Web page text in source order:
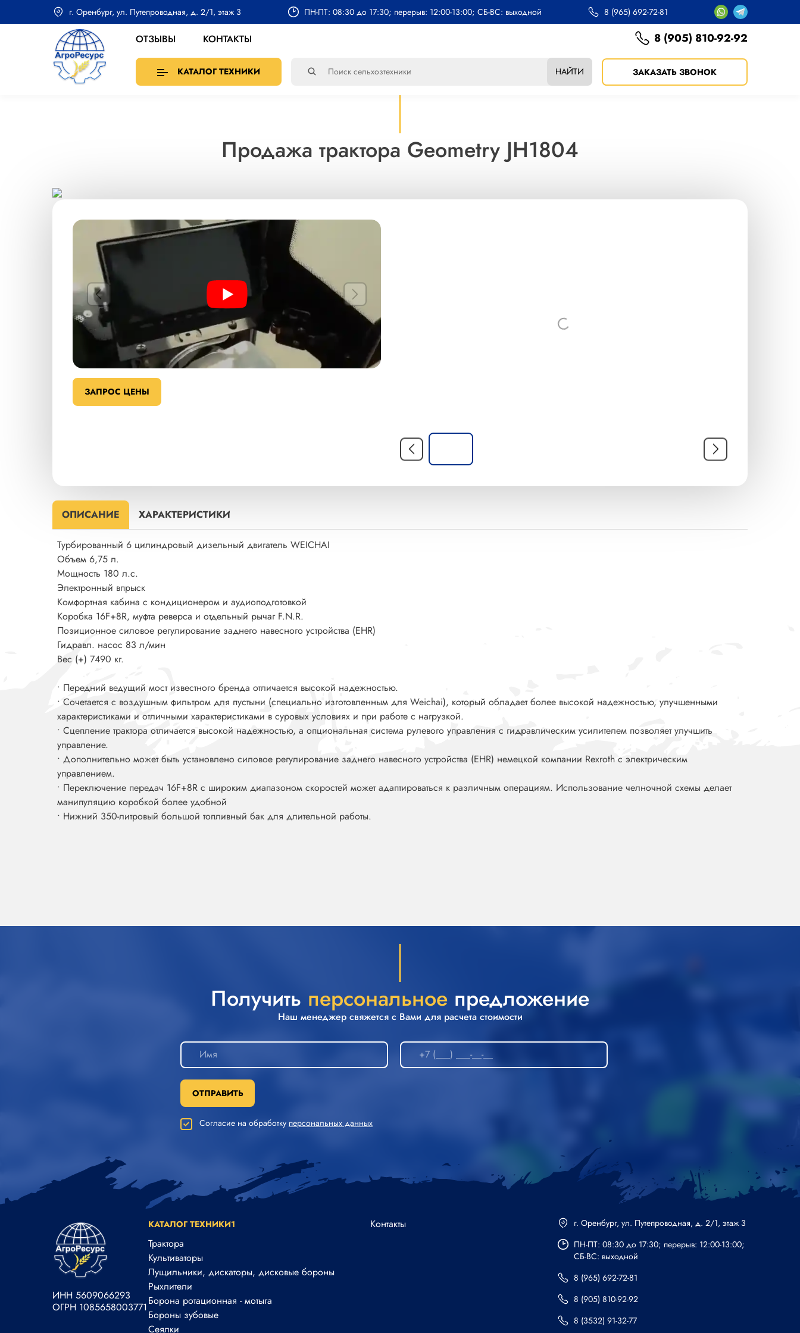
г. Оренбург, ул. Путепроводная, д. 2/1, этаж 3 ПН-ПТ: 08:30 до 17:30; перерыв: 12:00-13:00; СБ-ВС: выходной 8 (965) 692-72-81
ОТЗЫВЫ КОНТАКТЫ 8 (905) 810-92-92
КАТАЛОГ ТЕХНИКИ НАЙТИ ЗАКАЗАТЬ ЗВОНОК
Продажа трактора Geometry JH1804
Play
ЗАПРОС ЦЕНЫ
ОПИСАНИЕ ХАРАКТЕРИСТИКИ
Турбированный 6 цилиндровый дизельный двигатель WEICHAI
Объем 6,75 л.
Мощность 180 л.с.
Электронный впрыск
Комфортная кабина с кондиционером и аудиоподготовкой
Коробка 16F+8R, муфта реверса и отдельный рычаг F.N.R.
Позиционное силовое регулирование заднего навесного устройства (EHR)
Гидравл. насос 83 л/мин
Вес (+) 7490 кг.
• Передний ведущий мост известного бренда отличается высокой надежностью.
• Сочетается с воздушным фильтром для пустыни (специально изготовленным для Weichai), который обладает более высокой надежностью, улучшенными
характеристиками и отличными характеристиками в суровых условиях и при работе с нагрузкой.
• Сцепление трактора отличается высокой надежностью, а опциональная система рулевого управления с гидравлическим усилителем позволяет улучшить
управление.
• Дополнительно может быть установлено силовое регулирование заднего навесного устройства (EHR) немецкой компании Rexroth с электрическим
управлением.
• Переключение передач 16F+8R с широким диапазоном скоростей может адаптироваться к различным операциям. Использование челночной схемы делает
манипуляцию коробкой более удобной
• Нижний 350-литровый большой топливный бак для длительной работы.
Получить персональное предложение
Наш менеджер свяжется с Вами для расчета стоимости
ОТПРАВИТЬ
Согласие на обработку персональных данных
ИНН 5609066293
ОГРН 1085658003771
КАТАЛОГ ТЕХНИКИ1
Трактора
Культиваторы
Лущильники, дискаторы, дисковые бороны
Рыхлители
Борона ротационная - мотыга
Бороны зубовые
Сеялки
Контакты
г. Оренбург, ул. Путепроводная, д. 2/1, этаж 3
ПН-ПТ: 08:30 до 17:30; перерыв: 12:00-13:00;
СБ-ВС: выходной
8 (965) 692-72-81
8 (905) 810-92-92
8 (3532) 91-32-77